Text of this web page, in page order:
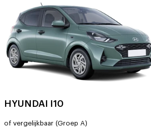
HYUNDAI I10
of vergelijkbaar (Groep A)